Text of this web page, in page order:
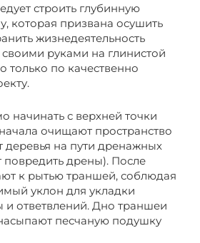
строить глубинную
которая призвана осушить
жизнедеятельность
руками на глинистой
только по качественно
начинать с верхней точки
очищают пространство
деревья на пути дренажных
повредить дрены). После
к рытью траншей, соблюдая
уклон для укладки
и ответвлений. Дно траншеи
песчаную подушку